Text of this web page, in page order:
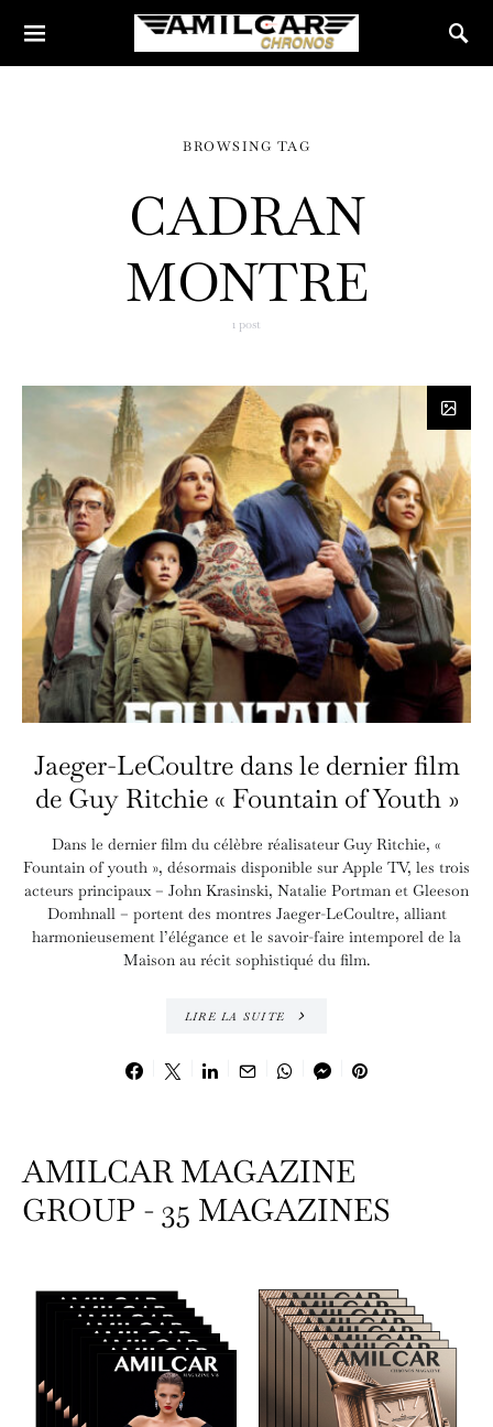
BROWSING TAG
CADRAN
MONTRE
1 post
Jaeger-LeCoultre dans le dernier film
de Guy Ritchie « Fountain of Youth »
Dans le dernier film du célèbre réalisateur Guy Ritchie, «
Fountain of youth », désormais disponible sur Apple TV, les trois
acteurs principaux – John Krasinski, Natalie Portman et Gleeson
Domhnall – portent des montres Jaeger-LeCoultre, alliant
harmonieusement l’élégance et le savoir-faire intemporel de la
Maison au récit sophistiqué du film.
LIRE LA SUITE
AMILCAR MAGAZINE
GROUP - 35 MAGAZINES